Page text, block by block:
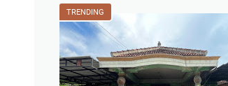
TRENDING